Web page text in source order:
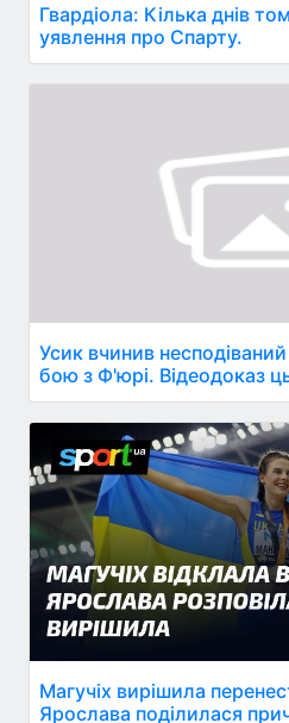
Гвардіола: Кілька днів
уявлення про Спарту.
Усик вчинив
бою з Ф'юрі. Відеодоказ
Магучіх вирішила
Ярослава поділилася